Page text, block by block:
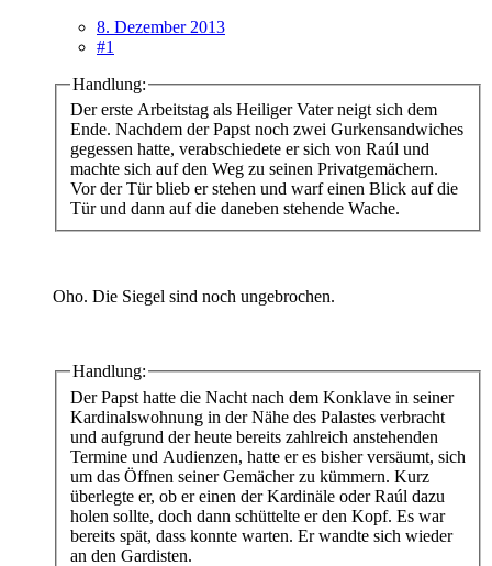
8. Dezember 2013
#1
Handlung:
Der erste Arbeitstag als Heiliger Vater neigt sich dem
Ende. Nachdem der Papst noch zwei Gurkensandwiches
gegessen hatte, verabschiedete er sich von Raúl und
machte sich auf den Weg zu seinen Privatgemächern.
Vor der Tür blieb er stehen und warf einen Blick auf die
Tür und dann auf die daneben stehende Wache.
Oho. Die Siegel sind noch ungebrochen.
Handlung:
Der Papst hatte die Nacht nach dem Konklave in seiner
Kardinalswohnung in der Nähe des Palastes verbracht
und aufgrund der heute bereits zahlreich anstehenden
Termine und Audienzen, hatte er es bisher versäumt, sich
um das Öffnen seiner Gemächer zu kümmern. Kurz
überlegte er, ob er einen der Kardinäle oder Raúl dazu
holen sollte, doch dann schüttelte er den Kopf. Es war
bereits spät, dass konnte warten. Er wandte sich wieder
an den Gardisten.